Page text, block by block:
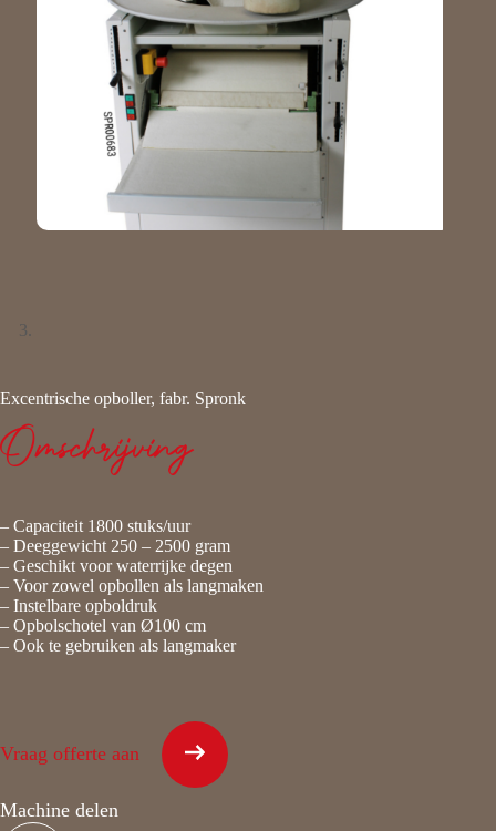
Excentrische opboller, fabr. Spronk
Omschrijving
– Capaciteit 1800 stuks/uur
– Deeggewicht 250 – 2500 gram
– Geschikt voor waterrijke degen
– Voor zowel opbollen als langmaken
– Instelbare opboldruk
– Opbolschotel van Ø100 cm
– Ook te gebruiken als langmaker
Vraag offerte aan
Machine delen